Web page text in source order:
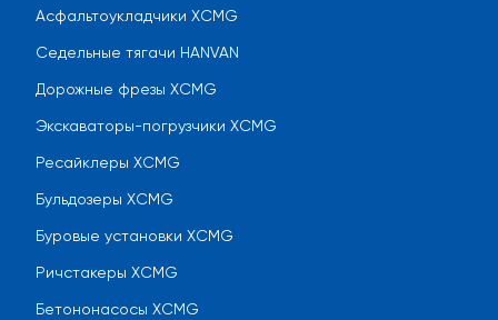
Асфальтоукладчики XCMG
Седельные тягачи HANVAN
Дорожные фрезы XCMG
Экскаваторы-погрузчики XCMG
Ресайклеры XCMG
Бульдозеры XCMG
Буровые установки XCMG
Ричстакеры XCMG
Бетононасосы XCMG